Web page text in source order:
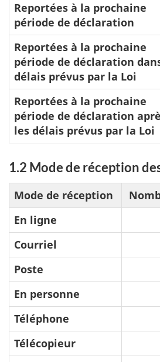
Reportées à la prochaine
période de déclaration
Reportées à la prochaine
période de déclaration
délais prévus par la Loi
Reportées à la prochaine
période de déclaration
les délais prévus par la Loi
1.2 Mode de réception
Mode de réception
En ligne
Courriel
Poste
En personne
Téléphone
Télécopieur